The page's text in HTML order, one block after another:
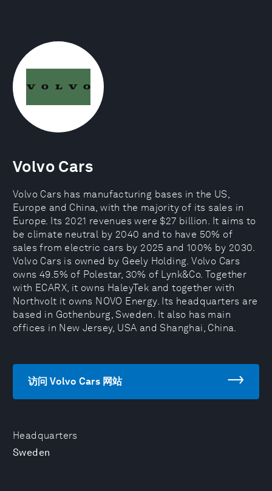
Headquarters
Sweden
Volvo Cars
Volvo Cars has manufacturing bases in the US,
Europe and China, with the majority of its sales in
Europe. Its 2021 revenues were $27 billion. It aims to
be climate neutral by 2040 and to have 50% of
sales from electric cars by 2025 and 100% by 2030.
Volvo Cars is owned by Geely Holding. Volvo Cars
owns 49.5% of Polestar, 30% of Lynk&Co. Together
with ECARX, it owns HaleyTek and together with
Northvolt it owns NOVO Energy. Its headquarters are
based in Gothenburg, Sweden. It also has main
offices in New Jersey, USA and Shanghai, China.
访问 Volvo Cars 网站